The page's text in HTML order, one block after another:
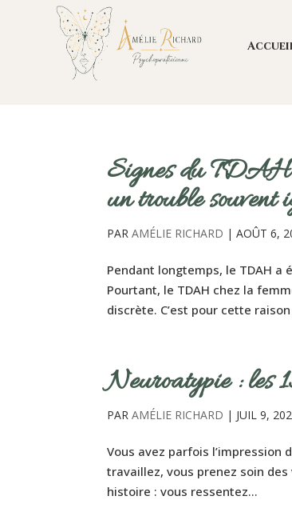
Signes du TDAH
un trouble souvent
PARAMÉLIE RICHARD |AOÛT 6,
Pendant longtemps, le TDAH a
Pourtant, le TDAH chez la
discrète. C’est pour cette
Neuroatypie : les
PARAMÉLIE RICHARD | JUIL 9,
Vous avez parfois l’impression
travaillez, vous prenez soin
histoire : vous ressentez...